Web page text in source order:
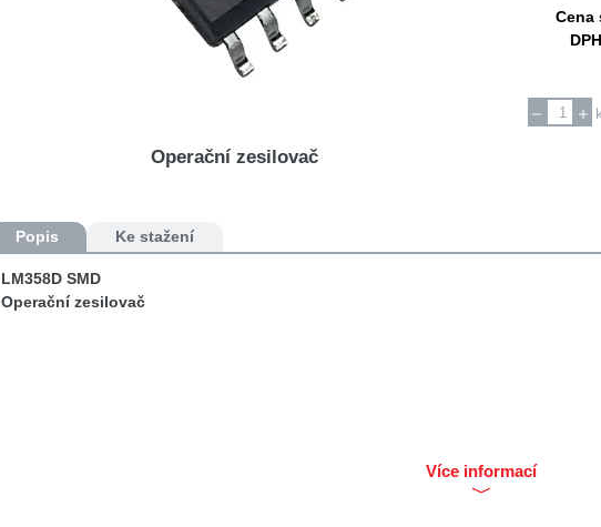
Operační zesilovač
Cena
Popis Ke stažení
LM358D SMD
Operační zesilovač
Více informací